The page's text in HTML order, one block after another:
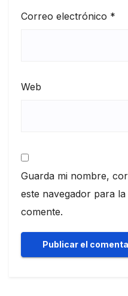
Correo electrónico *
Web
Guarda mi nombre,
este navegador para
comente.